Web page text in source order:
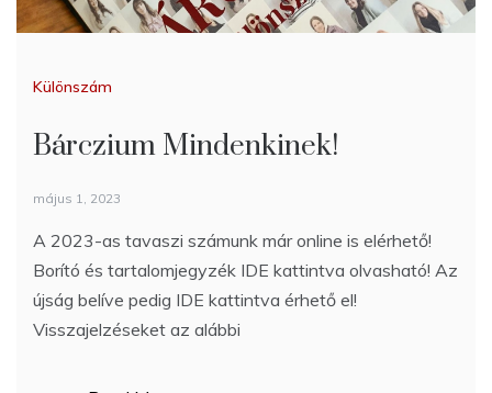
Különszám
Bárczium Mindenkinek!
május 1, 2023
A 2023-as tavaszi számunk már online is elérhető!
Borító és tartalomjegyzék IDE kattintva olvasható! Az
újság belíve pedig IDE kattintva érhető el!
Visszajelzéseket az alábbi
Önkéntesség
Várja önkénteseit a KórházSuli!
február 20, 2023
A KórházSuli egy olyan közösségi szervezet, mely
egy rendkívül nemes célt tűzött ki maga elé: tartós
betegséggel élő gyerekek számára biztosítanak
segítséget a tanulás terén.
Szakmai
Amikor elkezdődik a következő
24 óra – hogyan is működik a
személyi asszisztencia?
Hogyan biztosítsuk minden ember számára a lehető